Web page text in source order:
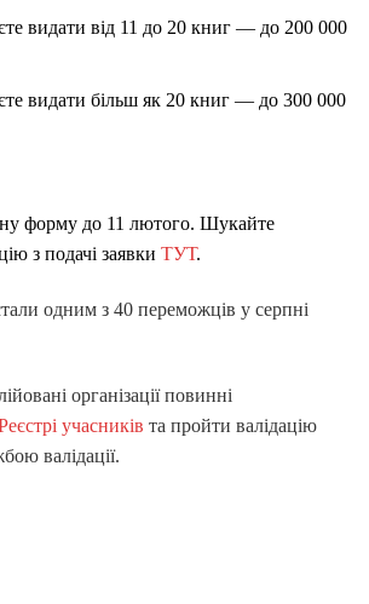
видати від 11 до 20 книг — до 200 000
видати більш як 20 книг — до 300 000
форму до 11 лютого. Шукайте
з подачі заявки ТУТ.
одним з 40 переможців у серпні
організації повинні
учасників та пройти валідацію
валідації.